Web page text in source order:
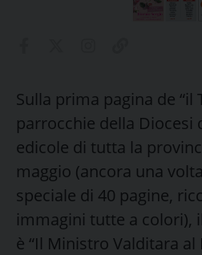
Sulla prima pagina de “il
parrocchie della Diocesi
edicole di tutta la
maggio (ancora una
speciale di 40 pagine,
immagini tutte a colori),
è “Il Ministro Valditara al